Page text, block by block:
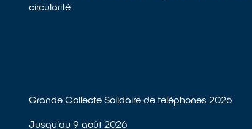
circularité
Grande Collecte Solidaire de téléphones 2026
Jusqu'au 9 août 2026